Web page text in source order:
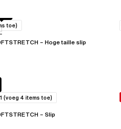
– Hoge taille slip
toe)
– Slip
(voeg 4 items toe)